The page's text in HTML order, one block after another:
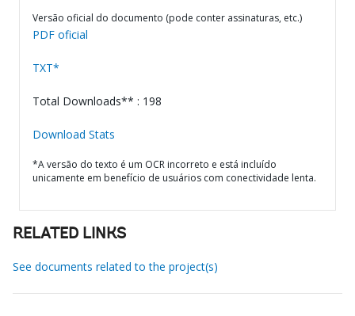
Versão oficial do documento (pode conter assinaturas, etc.)
PDF oficial
TXT*
Total Downloads** : 198
Download Stats
*A versão do texto é um OCR incorreto e está incluído
unicamente em benefício de usuários com conectividade lenta.
RELATED LINKS
See documents related to the project(s)